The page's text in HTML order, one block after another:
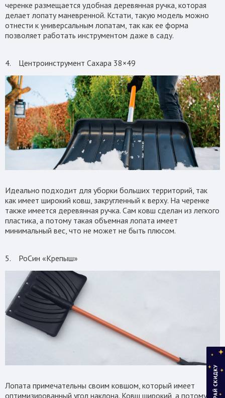
черенке размещается удобная деревянная ручка, которая
делает лопату маневренной. Кстати, такую модель можно
отнести к универсальным лопатам, так как ее форма
позволяет работать инструментом даже в саду.
4. Центроинструмент Сахара 38×49
Идеально подходит для уборки больших территорий, так
как имеет широкий ковш, закругленный к верху. На черенке
также имеется деревянная ручка. Сам ковш сделан из легкого
пластика, а потому такая объемная лопата имеет
минимальный вес, что не может не быть плюсом.
5. РоСин «Крепыш»
Лопата примечательны своим ковшом, который имеет
оптимизированный угол наклона. Ковш широкий, а потому